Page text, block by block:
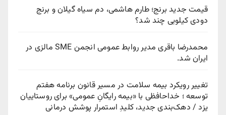
قیمت جدید برنج؛ طارم هاشمی، دم سیاه گیلان و برنج
دودی کیلویی چند شد؟
محمدرضا باقری مدیر روابط عمومی انجمن SME مالزی در
ایران شد.
تغییر رویکرد بیمه سلامت در مسیر قانون برنامه هفتم
توسعه ؛ خداحافظی با «بیمه رایگانِ عمومی» برای روستاییان
یزد / دهک‌بندی جدید، کلیدِ استمرار پوشش درمانی